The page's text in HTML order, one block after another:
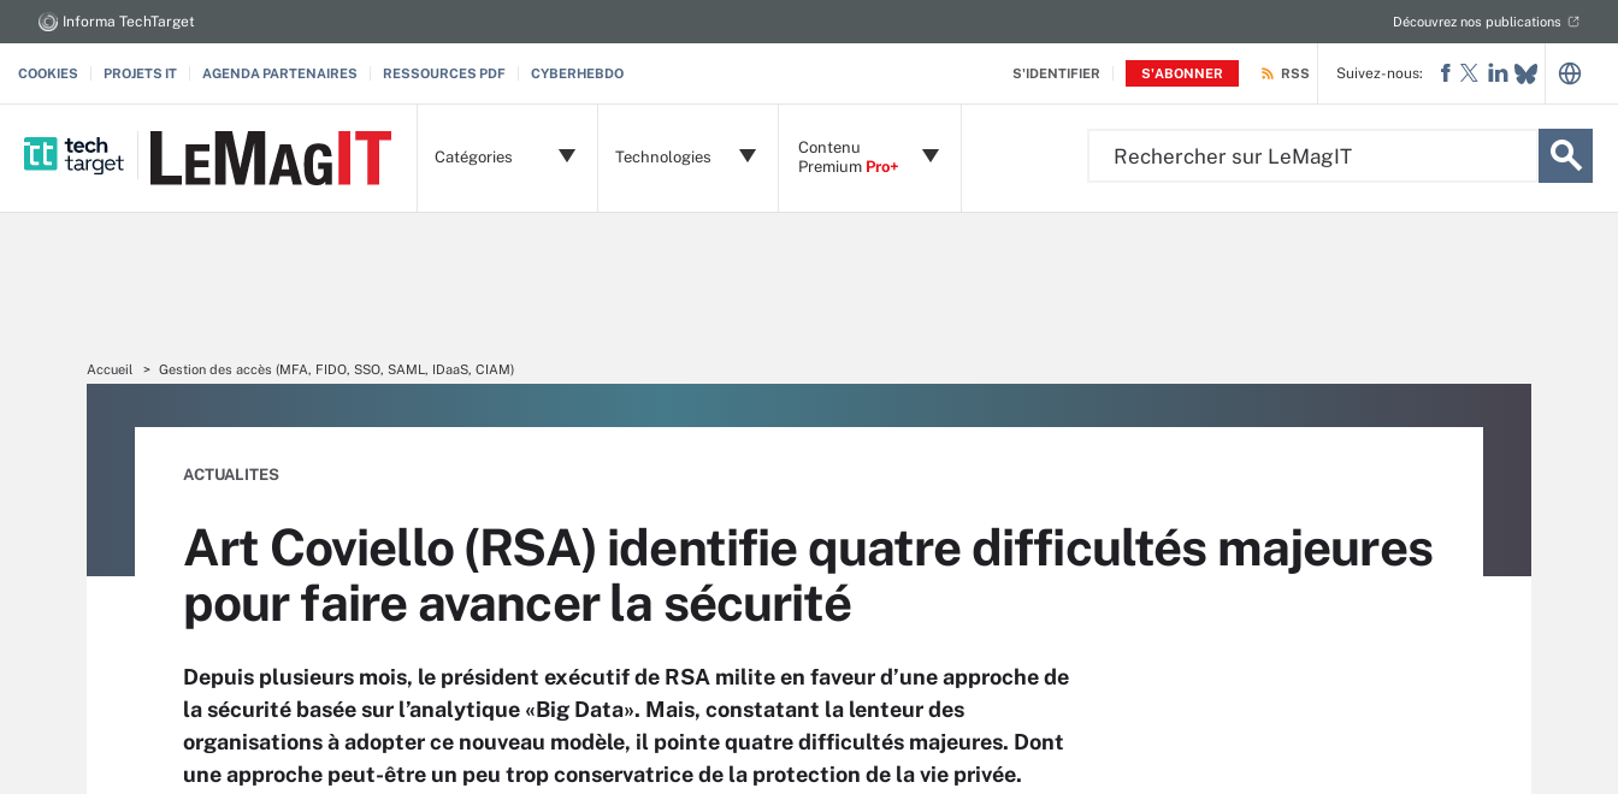
S'IDENTIFIER S'ABONNER
Informa TechTarget Découvrez nos publications
COOKIES PROJETS IT AGENDA PARTENAIRES RESSOURCES PDF CYBERHEBDO RSS
Catégories Technologies
Contenu
Premium Pro+
Suivez-nous:
Accueil Gestion des accès (MFA, FIDO, SSO, SAML, IDaaS, CIAM)
ACTUALITES
Art Coviello (RSA) identifie quatre difficultés majeures
pour faire avancer la sécurité
Depuis plusieurs mois, le président exécutif de RSA milite en faveur d’une approche de
la sécurité basée sur l’analytique «Big Data». Mais, constatant la lenteur des
organisations à adopter ce nouveau modèle, il pointe quatre difficultés majeures. Dont
une approche peut-être un peu trop conservatrice de la protection de la vie privée.